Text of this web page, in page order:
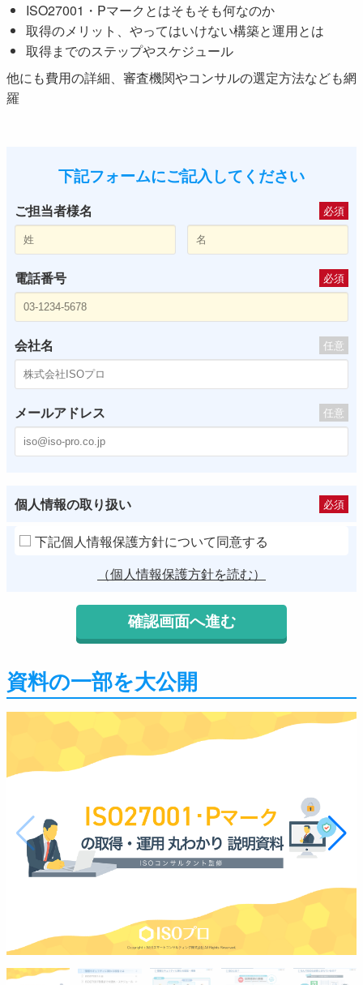
ISO27001・Pマークとはそもそも何なのか
取得のメリット、やってはいけない構築と運用とは
取得までのステップやスケジュール
他にも費用の詳細、審査機関やコンサルの選定方法なども網
羅
下記フォームにご記入してください
ご担当者様名 必須
電話番号 必須
会社名 任意
メールアドレス 任意
個人情報の取り扱い 必須
下記個人情報保護方針について同意する
（個人情報保護方針を読む）
資料の一部を大公開